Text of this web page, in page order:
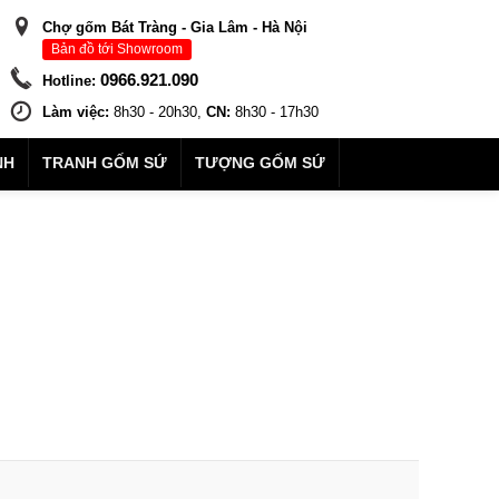
Chợ gốm Bát Tràng - Gia Lâm - Hà Nội
Bản đồ tới Showroom
Hotline: 0966.921.090
Làm việc: 8h30 - 20h30, CN: 8h30 - 17h30
TRANH GỐM SỨ TƯỢNG GỐM SỨ